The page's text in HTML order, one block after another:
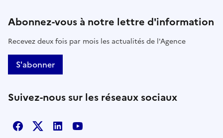
Abonnez-vous à notre lettre d'information
Recevez deux fois par mois les actualités de l'Agence
S'abonner
Suivez-nous sur les réseaux sociaux
Facebook
X LinkedinYoutube